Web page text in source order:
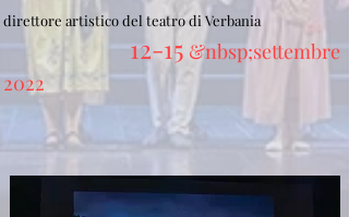
direttore artistico del teatro di Verbania
12-15 &nbsp;settembre
2022